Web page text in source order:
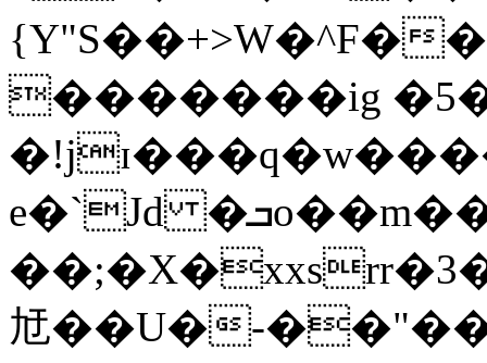
{Y"S��+>W�^F�
�������ig
e�`Jd �ܒo��m��1��d|
㝼��U�-